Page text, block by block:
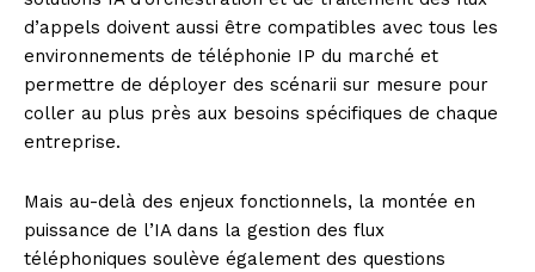
d’appels doivent aussi être compatibles avec tous les
environnements de téléphonie IP du marché et
permettre de déployer des scénarii sur mesure pour
coller au plus près aux besoins spécifiques de chaque
entreprise.
Mais au-delà des enjeux fonctionnels, la montée en
puissance de l’IA dans la gestion des flux
téléphoniques soulève également des questions